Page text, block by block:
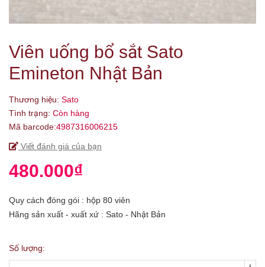
Viên uống bổ sắt Sato
Emineton Nhật Bản
Thương hiệu: Sato
Tình trạng: Còn hàng
Mã barcode:4987316006215
Viết đánh giá của bạn
480.000₫
Quy cách đóng gói : hộp 80 viên
Hãng sản xuất - xuất xứ : Sato - Nhật Bản
Số lượng: